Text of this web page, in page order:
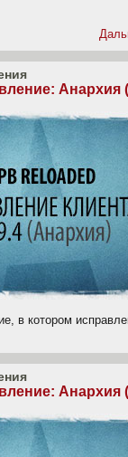
Анархия
в котором
Анархия